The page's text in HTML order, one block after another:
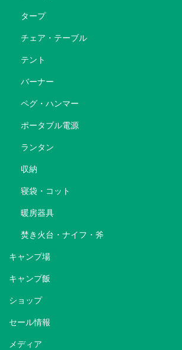
タープ
チェア・テーブル
テント
バーナー
ペグ・ハンマー
ポータブル電源
ランタン
収納
寝袋・コット
暖房器具
焚き火台・ナイフ・斧
キャンプ場
キャンプ飯
ショップ
セール情報
メディア